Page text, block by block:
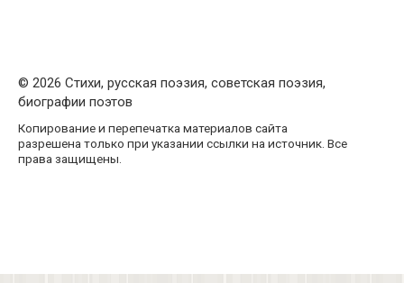
© 2026 Стихи, русская поэзия, советская поэзия,
биографии поэтов
Копирование и перепечатка материалов сайта
разрешена только при указании ссылки на источник. Все
права защищены.